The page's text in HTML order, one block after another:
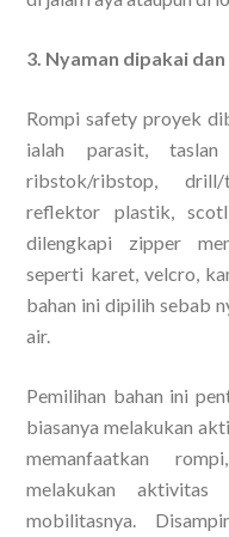
3. Nyaman dipakai
Rompi safety proyek
ialah parasit,
ribstok/ribstop,
reflektor plastik,
dilengkapi zipper
seperti karet, velcro,
bahan ini dipilih sebab
air.
Pemilihan bahan ini
biasanya melakukan
memanfaatkan
melakukan
mobilitasnya.